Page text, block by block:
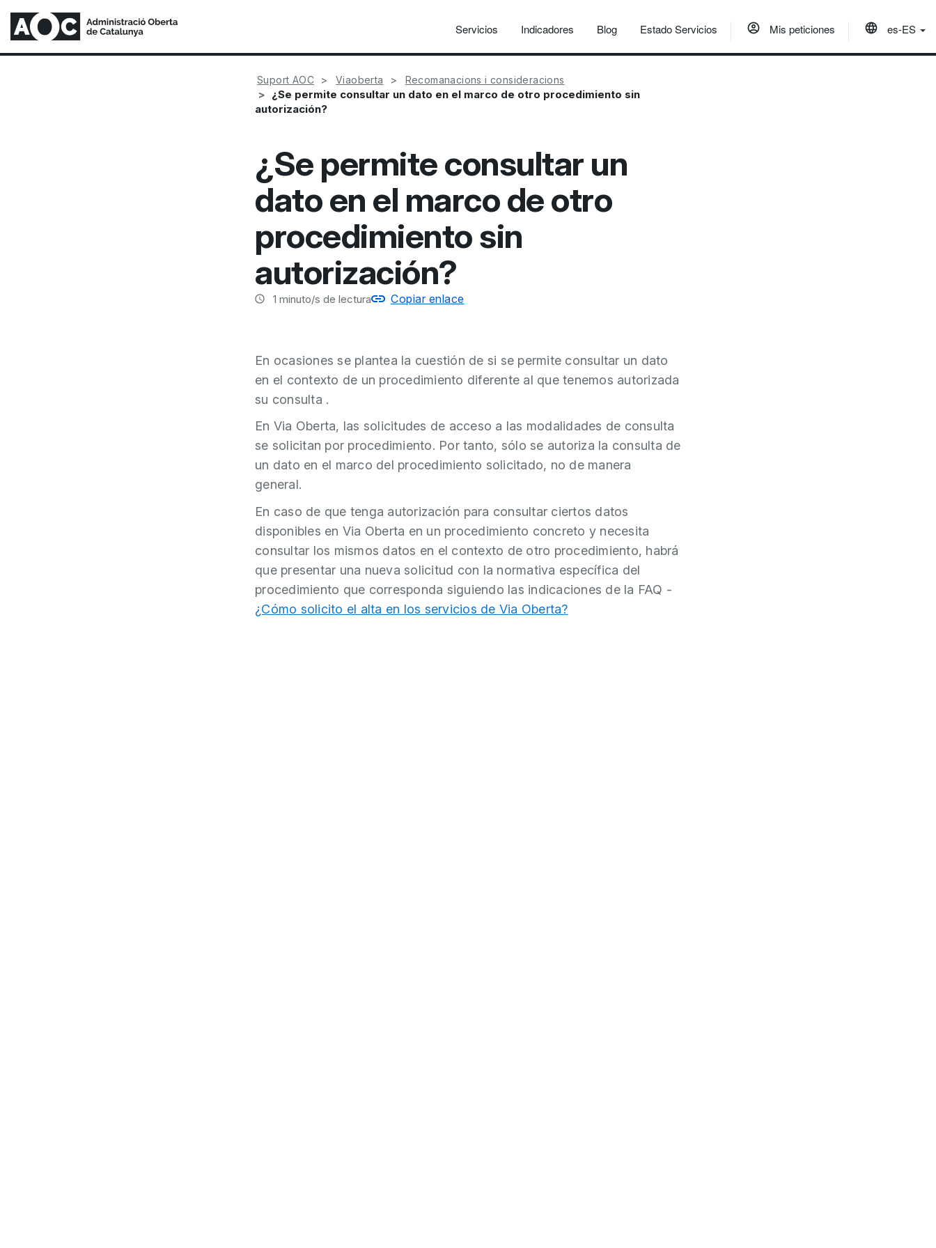
Servicios Indicadores Blog Estado Servicios Mis peticiones es-ES
Suport AOC Viaoberta Recomanacions i consideracions
¿Se permite consultar un dato en el marco de otro procedimiento sin
autorización?
¿Se permite consultar un
dato en el marco de otro
procedimiento sin
autorización?
1 minuto/s de lectura Copiar enlace
En ocasiones se plantea la cuestión de si se permite consultar un dato
en el contexto de un procedimiento diferente al que tenemos autorizada
su consulta .
En Via Oberta, las solicitudes de acceso a las modalidades de consulta
se solicitan por procedimiento. Por tanto, sólo se autoriza la consulta de
un dato en el marco del procedimiento solicitado, no de manera
general.
En caso de que tenga autorización para consultar ciertos datos
disponibles en Via Oberta en un procedimiento concreto y necesita
consultar los mismos datos en el contexto de otro procedimiento, habrá
que presentar una nueva solicitud con la normativa específica del
procedimiento que corresponda siguiendo las indicaciones de la FAQ -
¿Cómo solicito el alta en los servicios de Via Oberta?